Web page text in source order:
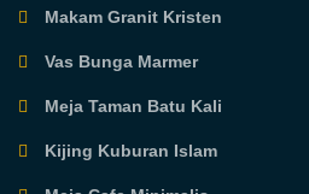
Makam Granit Kristen
Vas Bunga Marmer
Meja Taman Batu Kali
Kijing Kuburan Islam